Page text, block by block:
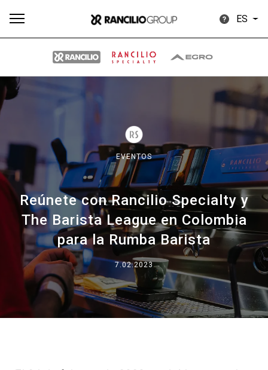
ES
EVENTOS
Reúnete con Rancilio Specialty y
The Barista League en Colombia
para la Rumba Barista
7.02.2023
Our brands
Group
Noticias